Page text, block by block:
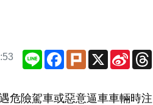
Line Facebook
Plurk X
Sina
危險駕車或惡意逼車車輛時注